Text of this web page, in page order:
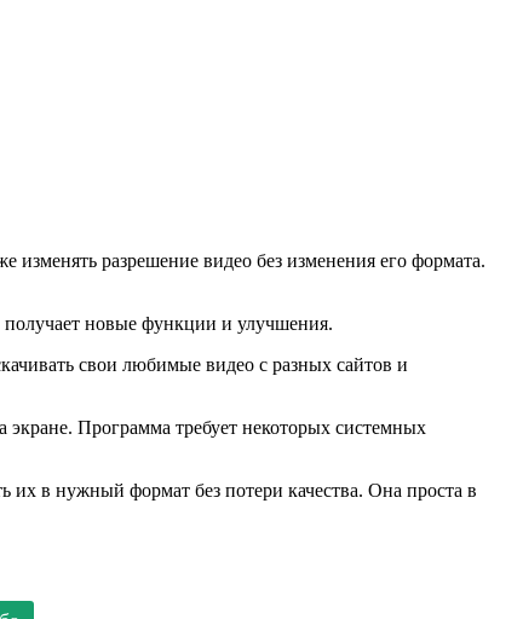
разрешение видео без изменения его формата.
получает новые функции и улучшения.
свои любимые видео с разных сайтов и
экране. Программа требует некоторых системных
их в нужный формат без потери качества. Она проста в